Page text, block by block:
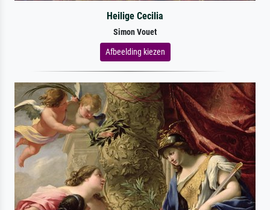
Heilige Cecilia
Simon Vouet
Afbeelding kiezen